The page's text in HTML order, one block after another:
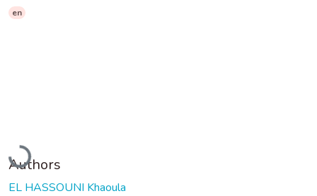
en
Loading...
Authors
EL HASSOUNI Khaoula